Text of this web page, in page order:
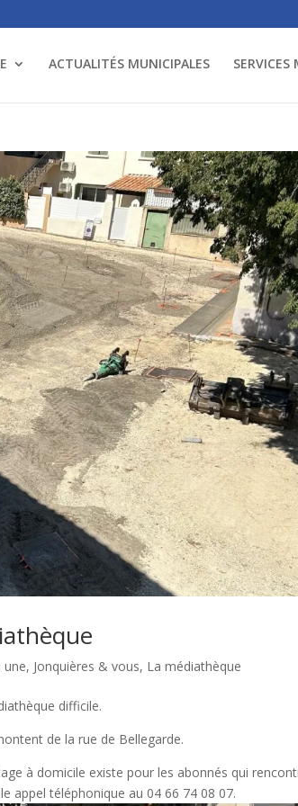
ACTUALITÉS MUNICIPALES
une, Jonquières & vous, La médiathèque
difficile.
de la rue de Bellegarde.
à domicile existe pour les abonnés qui
appel téléphonique au 04 66 74 08 07.